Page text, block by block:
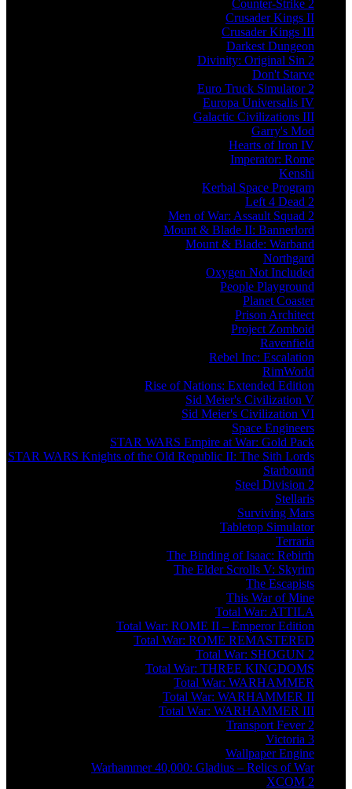
Counter-Strike 2
Crusader Kings II
Crusader Kings III
Darkest Dungeon
Divinity: Original Sin 2
Don't Starve
Euro Truck Simulator 2
Europa Universalis IV
Galactic Civilizations III
Garry's Mod
Hearts of Iron IV
Imperator: Rome
Kenshi
Kerbal Space Program
Left 4 Dead 2
Men of War: Assault Squad 2
Mount & Blade II: Bannerlord
Mount & Blade: Warband
Northgard
Oxygen Not Included
People Playground
Planet Coaster
Prison Architect
Project Zomboid
Ravenfield
Rebel Inc: Escalation
RimWorld
Rise of Nations: Extended Edition
Sid Meier's Civilization V
Sid Meier's Civilization VI
Space Engineers
STAR WARS Empire at War: Gold Pack
STAR WARS Knights of the Old Republic II: The Sith Lords
Starbound
Steel Division 2
Stellaris
Surviving Mars
Tabletop Simulator
Terraria
The Binding of Isaac: Rebirth
The Elder Scrolls V: Skyrim
The Escapists
This War of Mine
Total War: ATTILA
Total War: ROME II – Emperor Edition
Total War: ROME REMASTERED
Total War: SHOGUN 2
Total War: THREE KINGDOMS
Total War: WARHAMMER
Total War: WARHAMMER II
Total War: WARHAMMER III
Transport Fever 2
Victoria 3
Wallpaper Engine
Warhammer 40,000: Gladius – Relics of War
XCOM 2